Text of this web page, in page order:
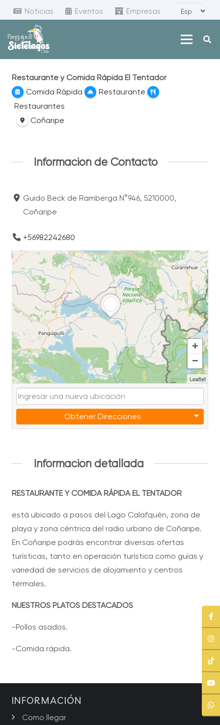
Noticias Eventos Empresas
Restaurante y Comida Rápida El Tentador
Comida Rápida
Restaurante
Restaurantes
Coñaripe
Información de Contacto
Guido Beck de Ramberga N°946, 5210000,
Coñaripe
+56982242680
+
−
Leaflet
Obtener Direcciones
Información detallada
RESTAURANTE Y COMIDA RÁPIDA EL TENTADOR
está ubicado a pasos del Lago Calafquén, zona de
playa y zona céntrica del radio urbano de Coñaripe.
En Coñaripe podrás encontrar diversas ofertas
turísticas, tanto en operación turística como guías y
variedad de servicios de alojamiento y centros
termales.
NUESTROS PLATOS DESTACADOS
-Pollos asados.
-Comida rápida.
INFORMACIÓN
Como llegar